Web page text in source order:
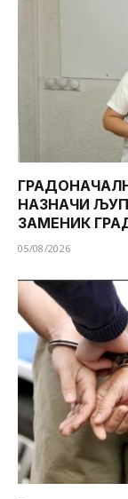
НАЗНАЧИ
ЗАМЕНИК
05/08/2026